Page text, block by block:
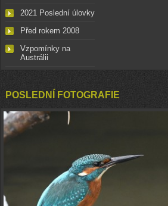
2021 Poslední úlovky
Před rokem 2008
Vzpomínky na
Austrálii
POSLEDNÍ FOTOGRAFIE